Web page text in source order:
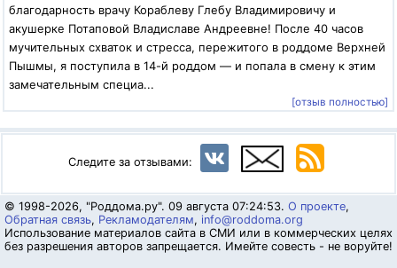
благодарность врачу Кораблеву Глебу Владимировичу и
акушерке Потаповой Владиславе Андреевне! После 40 часов
мучительных схваток и стресса, пережитого в роддоме Верхней
Пышмы, я поступила в 14-й роддом — и попала в смену к этим
замечательным специа...
[отзыв полностью]
Следите за отзывами:
© 1998-2026, "Роддома.ру". 09 августа 07:24:53. О проекте,
Обратная связь, Рекламодателям, info@roddoma.org
Использование материалов сайта в СМИ или в коммерческих целях
без разрешения авторов запрещается. Имейте совесть - не воруйте!